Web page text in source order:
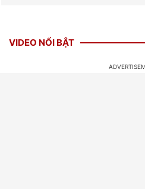
VIDEO NỔI BẬT